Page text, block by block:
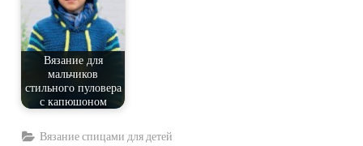
Вязание для
мальчиков
стильного пуловера
с капюшоном
Вязание спицами для детей